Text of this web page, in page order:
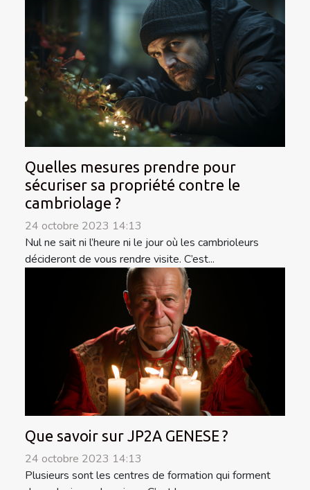
Quelles mesures prendre pour
sécuriser sa propriété contre le
cambriolage ?
24 octobre 2023 14:13
Nul ne sait ni l’heure ni le jour où les cambrioleurs
décideront de vous rendre visite. C’est...
Que savoir sur JP2A GENESE ?
24 octobre 2023 14:13
Plusieurs sont les centres de formation qui forment